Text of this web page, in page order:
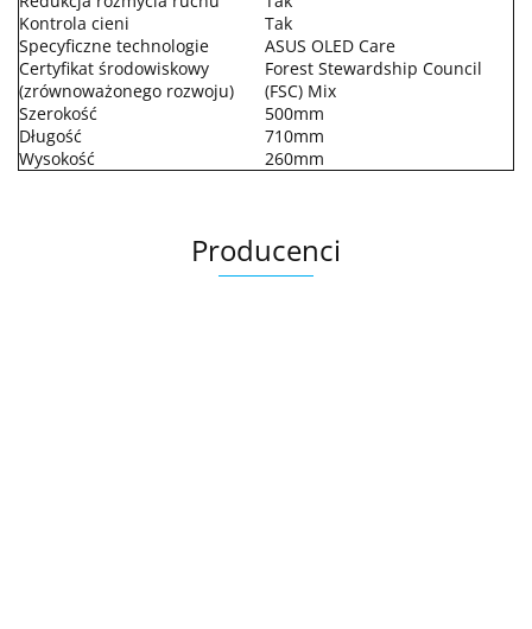
Kontrola cieni
Tak
Specyficzne technologie
ASUS OLED Care
Certyfikat środowiskowy
(zrównoważonego rozwoju)
Forest Stewardship Council
(FSC) Mix
Szerokość
500mm
Długość
710mm
Wysokość
260mm
Producenci